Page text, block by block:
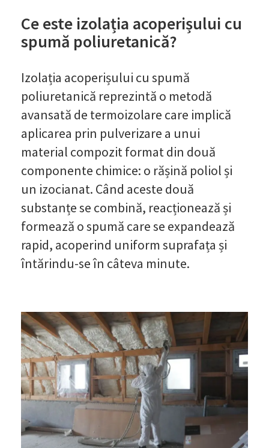
Ce este izolația acoperișului cu
spumă poliuretanică?
Izolația acoperișului cu spumă
poliuretanică reprezintă o metodă
avansată de termoizolare care implică
aplicarea prin pulverizare a unui
material compozit format din două
componente chimice: o rășină poliol și
un izocianat. Când aceste două
substanțe se combină, reacționează și
formează o spumă care se expandează
rapid, acoperind uniform suprafața și
întărindu-se în câteva minute.